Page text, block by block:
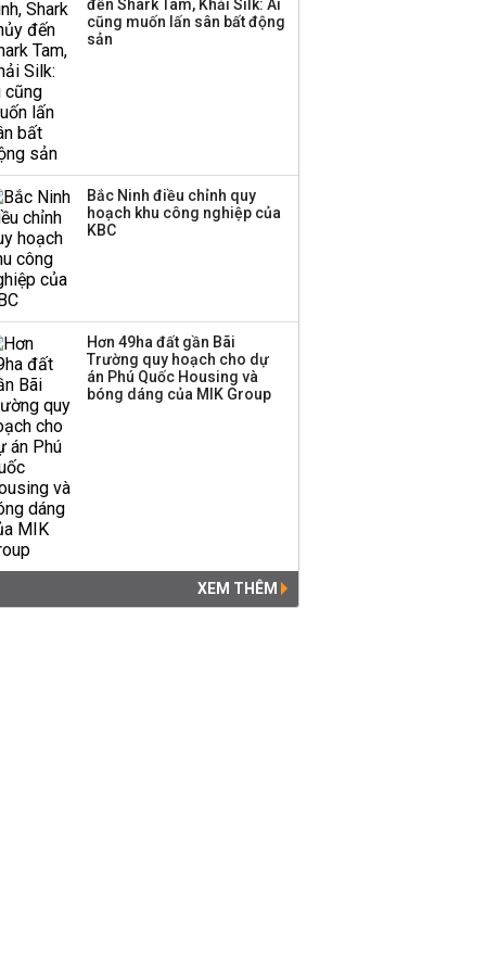
đến Shark Tam, Khải Silk: Ai
cũng muốn lấn sân bất động
sản
Bắc Ninh điều chỉnh quy
hoạch khu công nghiệp của
KBC
Hơn 49ha đất gần Bãi
Trường quy hoạch cho dự
án Phú Quốc Housing và
bóng dáng của MIK Group
XEM THÊM